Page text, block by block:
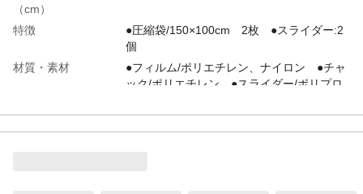
（cm）
特徴
●圧縮袋/150×100cm 2枚 ●スライダー:2
個
材質・素材
●フィルム/ポリエチレン、ナイロン ●チャ
ック/ポリエチレン ●スライダー/ポリプロ